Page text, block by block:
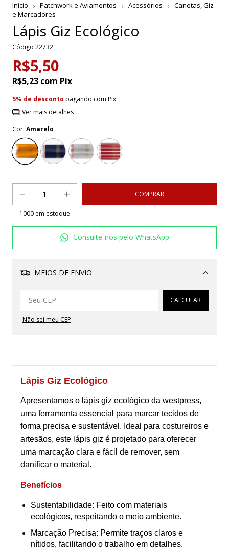
Início Patchwork e Aviamentos Acessórios
Canetas, Giz
e Marcadores
Lápis Giz Ecológico
Código 22732
R$5,50
R$5,23 com Pix
5% de desconto pagando com Pix
Ver mais detalhes
Cor: Amarelo
1000em estoque
Consulte-nos pelo WhatsApp
MEIOS DE ENVIO
Alterar CEP
CALCULAR
Não sei meu CEP
Lápis Giz Ecológico
Apresentamos o lápis giz ecológico da westpress,
uma ferramenta essencial para marcar tecidos de
forma precisa e sustentável. Ideal para costureiros e
artesãos, este lápis giz é projetado para oferecer
uma marcação clara e fácil de remover, sem
danificar o material.
Benefícios
Sustentabilidade: Feito com materiais
ecológicos, respeitando o meio ambiente.
Marcação Precisa: Permite traços claros e
nítidos, facilitando o trabalho em detalhes.